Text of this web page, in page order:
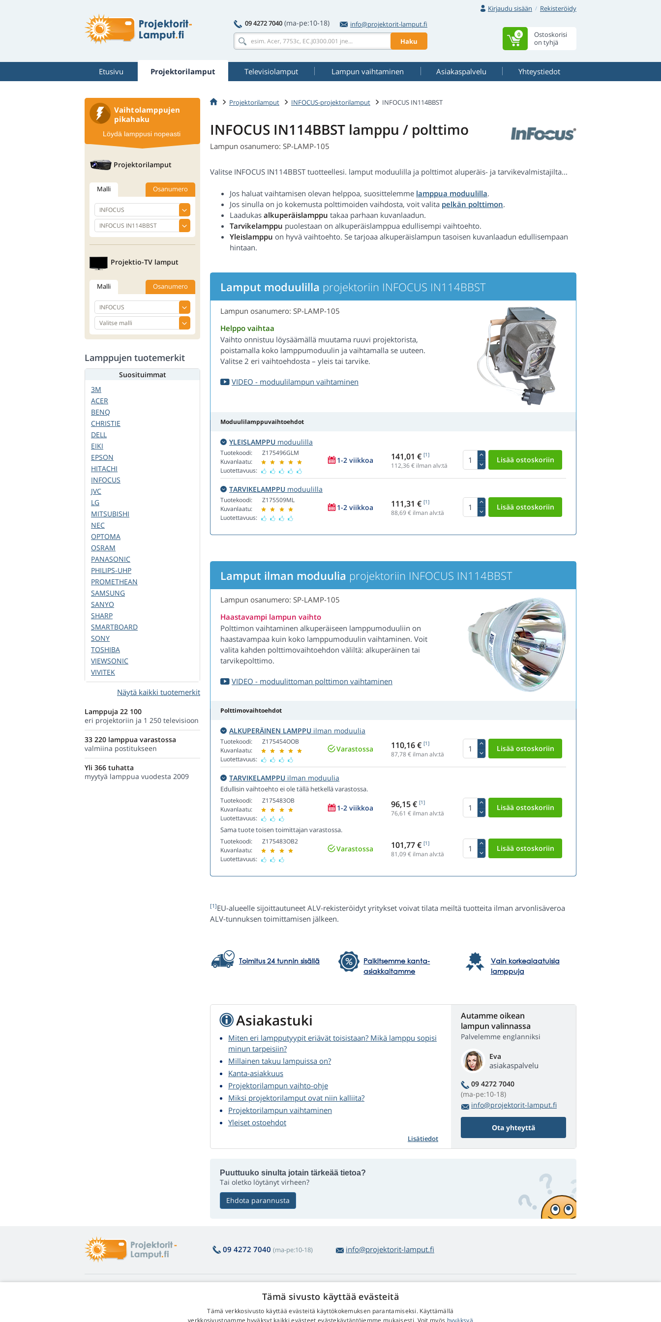
Kirjaudu sisään
Rekisteröidy
09 4272 7040 (ma-pe:10-18)
info@projektorit-lamput.fi
Haku
Ostoskorisi
on tyhjä
0
Etusivu Projektorilamput Televisiolamput Lampun vaihtaminen Asiakaspalvelu Yhteystiedot
Projektorilamput INFOCUS-projektorilamput INFOCUS IN114BBST
INFOCUS IN114BBST lamppu / polttimo
Lampun osanumero: SP-LAMP-105
Valitse INFOCUS IN114BBST tuotteellesi. lamput moduulilla ja polttimot aluperäis- ja tarvikevalmistajilta...
Jos haluat vaihtamisen olevan helppoa, suosittelemme lamppua moduulilla.
Jos sinulla on jo kokemusta polttimoiden vaihdosta, voit valita pelkän polttimon.
Laadukas alkuperäislamppu takaa parhaan kuvanlaadun.
Tarvikelamppu puolestaan on alkuperäislamppua edullisempi vaihtoehto.
Yleislamppu on hyvä vaihtoehto. Se tarjoaa alkuperäislampun tasoisen kuvanlaadun edullisempaan
hintaan.
Lamput moduulilla projektoriin INFOCUS IN114BBST
Lampun osanumero: SP-LAMP-105
Helppo vaihtaa
Vaihto onnistuu löysäämällä muutama ruuvi projektorista,
poistamalla koko lamppumoduulin ja vaihtamalla se uuteen.
Valitse 2 eri vaihtoehdosta – yleis tai tarvike.
VIDEO - moduulilampun vaihtaminen
Moduulilamppuvaihtoehdot
YLEISLAMPPU moduulilla
Tuotekoodi:
Kuvanlaatu:
Luotettavuus:
Z175496GLM
1-2 viikkoa 141,01 € [1]
112,36€ ilman alv:tä
TARVIKELAMPPU moduulilla
Tuotekoodi:
Kuvanlaatu:
Luotettavuus:
Z175509ML
1-2 viikkoa 111,31 € [1]
88,69€ ilman alv:tä
Lamput ilman moduulia projektoriin INFOCUS IN114BBST
Lampun osanumero: SP-LAMP-105
Haastavampi lampun vaihto
Polttimon vaihtaminen alkuperäiseen lamppumoduuliin on
haastavampaa kuin koko lamppumoduulin vaihtaminen. Voit
valita kahden polttimovaihtoehdon väliltä: alkuperäinen tai
tarvikepolttimo.
VIDEO - moduulittoman polttimon vaihtaminen
Polttimovaihtoehdot
ALKUPERÄINEN LAMPPU ilman moduulia
Tuotekoodi:
Kuvanlaatu:
Luotettavuus:
Z175454OOB
Varastossa 110,16 € [1]
87,78€ ilman alv:tä
TARVIKELAMPPU ilman moduulia
Edullisin vaihtoehto ei ole tällä hetkellä varastossa.
Tuotekoodi:
Kuvanlaatu:
Luotettavuus:
Z175483OB
1-2 viikkoa 96,15 € [1]
76,61 € ilman alv:tä
Sama tuote toisen toimittajan varastossa.
Tuotekoodi:
Kuvanlaatu:
Luotettavuus:
Z175483OB2
Varastossa 101,77 € [1]
81,09€ ilman alv:tä
[1]EU-alueelle sijoittautuneet ALV-rekisteröidyt yritykset voivat tilata meiltä tuotteita ilman arvonlisäveroa
ALV-tunnuksen toimittamisen jälkeen.
Toimitus 24 tunnin sisällä
Palkitsemme kanta-
asiakkaitamme
Vain korkealaatuisia
lamppuja
Asiakastuki
Miten eri lampputyypit eriävät toisistaan? Mikä lamppu sopisi
minun tarpeisiin?
Millainen takuu lampuissa on?
Kanta-asiakkuus
Projektorilampun vaihto-ohje
Miksi projektorilamput ovat niin kalliita?
Projektorilampun vaihtaminen
Yleiset ostoehdot
Lisätiedot
Autamme oikean
lampun valinnassa
Palvelemme englanniksi
Eva
asiakaspalvelu
09 4272 7040
(ma-pe:10-18)
info@projektorit-lamput.fi
Ota yhteyttä
Puuttuuko sinulta jotain tärkeää tietoa?
Tai oletko löytänyt virheen?
Ehdota parannusta
Vaihtolamppujen
pikahaku
Löydä lamppusi nopeasti
Projektorilamput
Malli Osanumero
Projektio-TV lamput
Malli Osanumero
Lamppujen tuotemerkit
Suosituimmat
3M
ACER
BENQ
CHRISTIE
DELL
EIKI
EPSON
HITACHI
INFOCUS
JVC
LG
MITSUBISHI
NEC
OPTOMA
OSRAM
PANASONIC
PHILIPS-UHP
PROMETHEAN
SAMSUNG
SANYO
SHARP
SMARTBOARD
SONY
TOSHIBA
VIEWSONIC
VIVITEK
Näytä kaikki tuotemerkit
Lamppuja 22 100
eri projektoriin ja 1 250 televisioon
33 220 lamppua varastossa
valmiina postitukseen
Yli 366 tuhatta
myytyä lamppua vuodesta 2009
09 4272 7040 (ma-pe:10-18) info@projektorit-lamput.fi
Palautus ja reklamaatiot
Helppo tuotepalautus
Yhteystiedot
Henkilötietojesi käsittelystä
Tämä sivusto käyttää evästeitä
Tämä verkkosivusto käyttää evästeitä käyttökokemuksen parantamiseksi. Käyttämällä
verkkosivustoamme hyväksyt kaikki evästeet evästekäytäntöjemme mukaisesti. Voit myös hyväksyä